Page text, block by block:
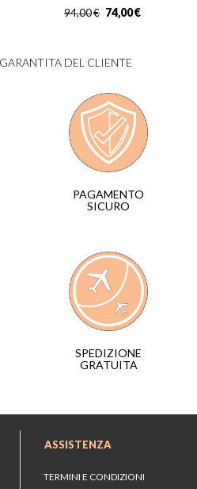
€
94,00 €
74,00
DEL CLIENTE
PAGAMENTO
SICURO
SPEDIZIONE
GRATUITA
ASSISTENZA
TERMINI E CONDIZIONI